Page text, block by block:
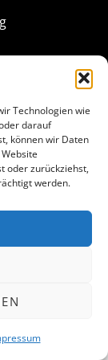
Technologien wie
darauf
können wir Daten
oder zurückziehst,
werden.